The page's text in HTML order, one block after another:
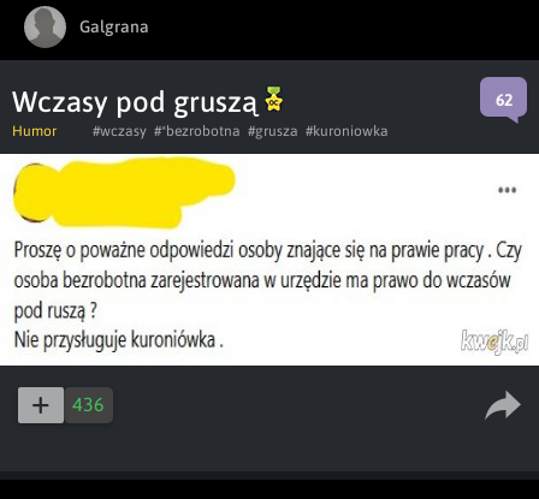
Galgrana
Wczasy pod gruszą 62
Humor #wczasy #*bezrobotna #grusza #kuroniowka
436